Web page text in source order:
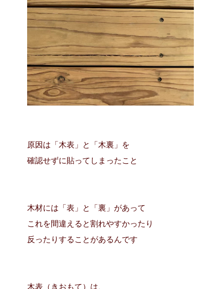
原因は「木表」と「木裏」を
確認せずに貼ってしまったこと
木材には「表」と「裏」があって
これを間違えると割れやすかったり
反ったりすることがあるんです
木表（きおもて）は、